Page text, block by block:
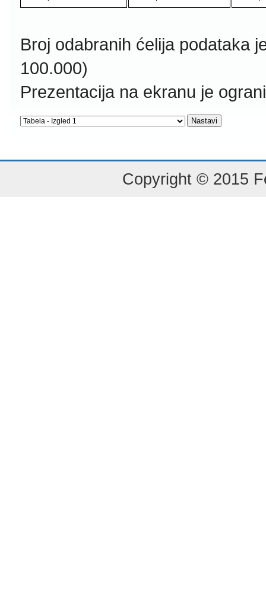
Broj odabranih ćelija podataka
100.000)
Prezentacija na ekranu je
Copyright © 2015